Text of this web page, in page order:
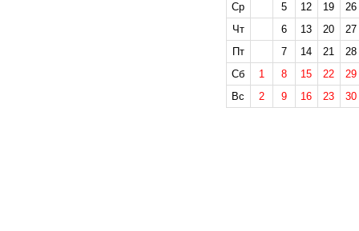
Ср
5 12 19
26
Чт
6 13 20
27
Пт
7 14 21
28
Сб
1 8 15 22
29
Вс
2 9 16 23 30